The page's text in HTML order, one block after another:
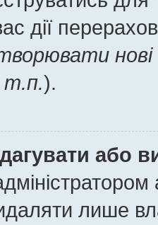
дії
т.п.).
або
лише